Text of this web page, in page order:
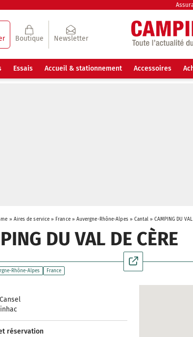
Boutique Newsletter
Essais Accueil & stationnement Accessoires
» Aires de service » France» Auvergne-Rhône-Alpes» Cantal »CAMPING DU VAL
DU VAL DE CÈRE
Rhône-Alpes France
réservation